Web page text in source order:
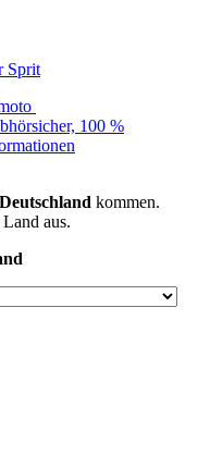
Sprit
Deutschland kommen.
aus.